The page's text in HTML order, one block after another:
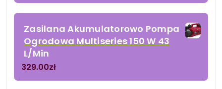
Zasilana Akumulatorowo Pompa
Ogrodowa Multiseries 150 W 43
L/Min
329.00zł